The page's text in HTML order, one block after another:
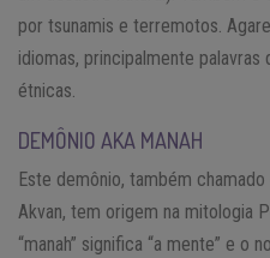
por tsunamis e terremotos.
idiomas, principalmente
étnicas.
DEMÔNIO AKA MANAH
Este demônio, também
Akvan, tem origem na mitologia
“manah” significa “a mente” e o